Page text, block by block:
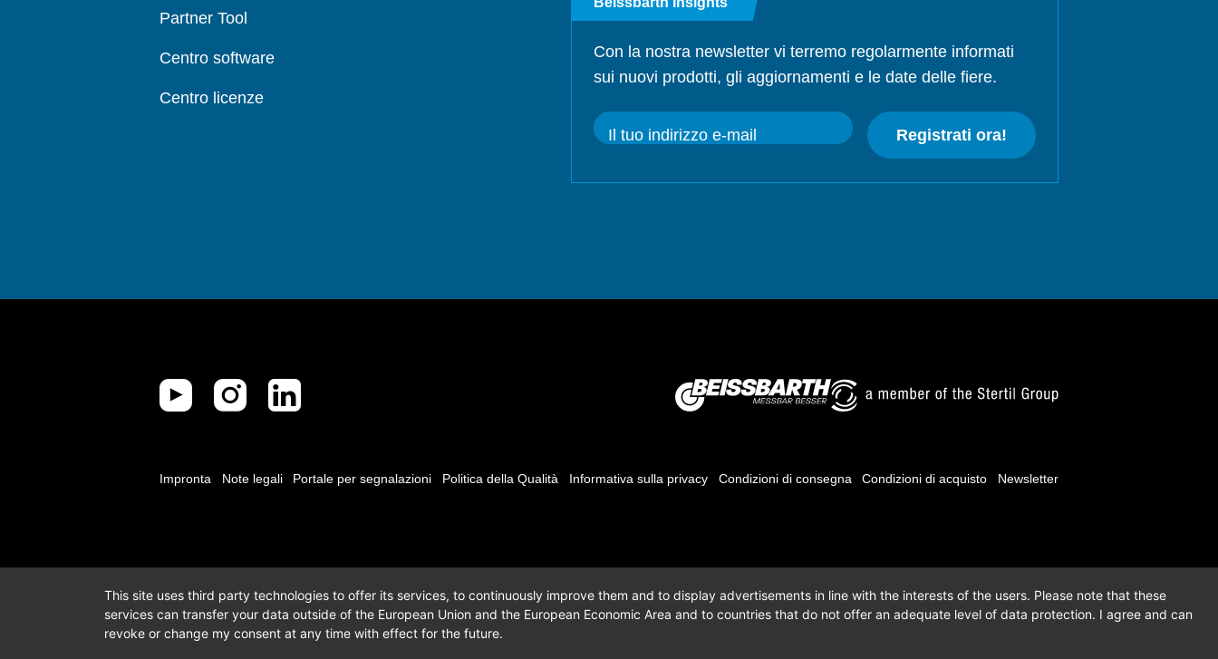
Partner Tool
Centro software
Centro licenze
Con la nostra newsletter vi terremo regolarmente informati
sui nuovi prodotti, gli aggiornamenti e le date delle fiere.
Il tuo indirizzo e-mail Registrati ora!
Impronta Note legali Portale per segnalazioni Politica della Qualità Informativa sulla privacy Condizioni di consegna Condizioni di acquisto Newsletter
This site uses third party technologies to offer its services, to continuously improve them and to display advertisements in line with the interests of the users. Please note that these
services can transfer your data outside of the European Union and the European Economic Area and to countries that do not offer an adequate level of data protection. I agree and can
revoke or change my consent at any time with effect for the future.